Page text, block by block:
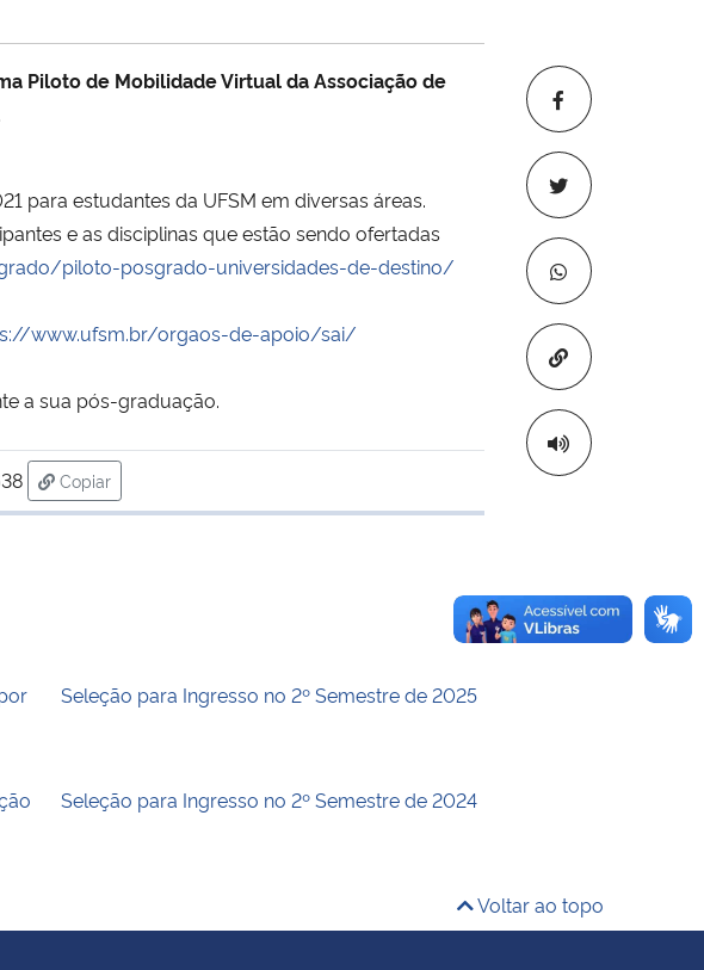
Copiar para
Piloto de Mobilidade Virtual da Associação de
para estudantes da UFSM em diversas áreas.
e as disciplinas que estão sendo ofertadas
piloto-posgrado-universidades-de-destino/
www.ufsm.br/orgaos-de-apoio/sai/
a sua pós-graduação.
Copiar
para área de transferência
Seleção para Ingresso no 2º Semestre de 2025
Seleção para Ingresso no 2º Semestre de 2024
Voltar ao topo